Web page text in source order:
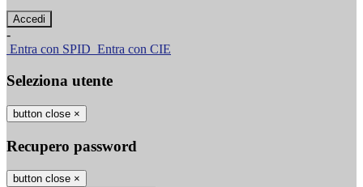
-
Entra con SPID Entra con CIE
Seleziona utente
button close ×
Recupero password
button close ×